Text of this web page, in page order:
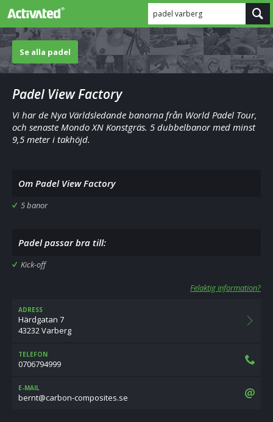
padel varberg
Se alla padel
Padel View Factory
Vi har de Nya Världsledande banorna från World Padel Tour,
och senaste Mondo XN Konstgräs. 5 dubbelbanor med minst
9,5 meter i takhöjd.
Om Padel View Factory
5 banor
Padel passar bra till:
Kick-off
Felaktig information?
ADRESS
Härdgatan 7
43232 Varberg
TELEFON
0706794999
E-MAIL
es.setisopmoc-nobrac@tnreb